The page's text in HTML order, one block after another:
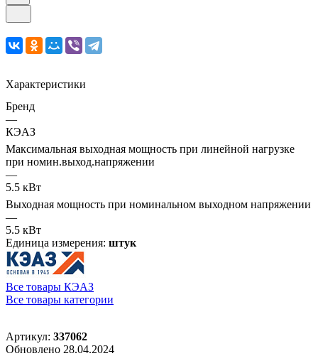
Характеристики
Бренд
—
КЭАЗ
Максимальная выходная мощность при линейной нагрузке
при номин.выход.напряжении
—
5.5 кВт
Выходная мощность при номинальном выходном напряжении
—
5.5 кВт
Единица измерения: штук
Все товары КЭАЗ
Все товары категории
Артикул: 337062
Обновлено 28.04.2024